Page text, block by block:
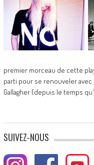
premier morceau de cette
parti pour se renouveler avec
Gallagher (depuis le temps
SUIVEZ-NOUS